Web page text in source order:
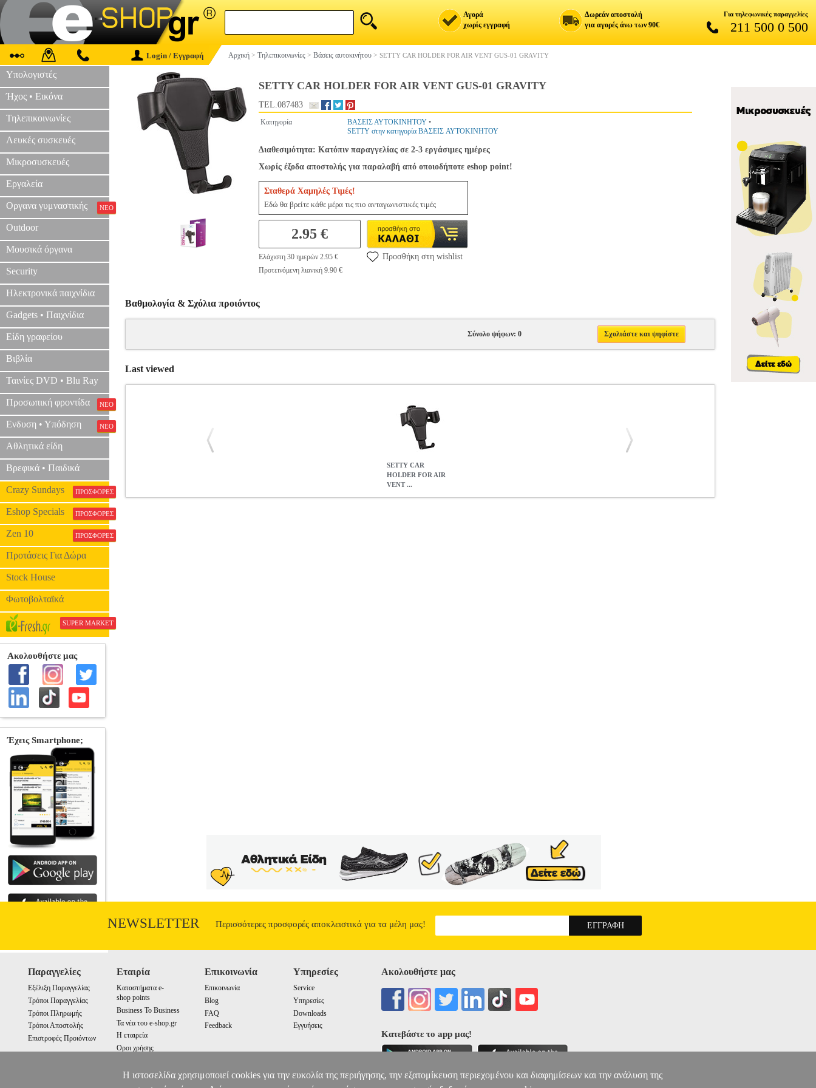
Αγορά
χωρίς εγγραφή
Δωρεάν αποστολή
για αγορές άνω των 90€
Για τηλεφωνικές παραγγελίες
211 500 0 500
Login / Εγγραφή Αρχική > Τηλεπικοινωνίες > Βάσεις αυτοκινήτου > SETTY CAR HOLDER FOR AIR VENT GUS-01 GRAVITY
Υπολογιστές
Ήχος • Εικόνα
Τηλεπικοινωνίες
Λευκές συσκευές
Μικροσυσκευές
Εργαλεία
Οργανα γυμναστικής ΝΕΟ
Outdoor
Μουσικά όργανα
Security
Ηλεκτρονικά παιχνίδια
Gadgets • Παιχνίδια
Είδη γραφείου
Βιβλία
Ταινίες DVD • Blu Ray
Προσωπική φροντίδα ΝΕΟ
Ενδυση • Υπόδηση ΝΕΟ
Αθλητικά είδη
Βρεφικά • Παιδικά
Crazy Sundays ΠΡΟΣΦΟΡΕΣ
Eshop Specials ΠΡΟΣΦΟΡΕΣ
Zen 10 ΠΡΟΣΦΟΡΕΣ
Προτάσεις Για Δώρα
Stock House
Φωτοβολταϊκά
SUPER MARKET
SETTY CAR HOLDER FOR AIR VENT GUS-01 GRAVITY
TEL.087483
Κατηγορία ΒΑΣΕΙΣ ΑΥΤΟΚΙΝΗΤΟΥ •
SETTY στην κατηγορία ΒΑΣΕΙΣ ΑΥΤΟΚΙΝΗΤΟΥ
Διαθεσιμότητα: Κατόπιν παραγγελίας σε 2-3 εργάσιμες ημέρες
Χωρίς έξοδα αποστολής για παραλαβή από οποιοδήποτε eshop point!
Σταθερά Χαμηλές Τιμές!
Εδώ θα βρείτε κάθε μέρα τις πιο ανταγωνιστικές τιμές
2.95 €
Ελάχιστη 30 ημερών 2.95 €
Προτεινόμενη λιανική 9.90 €
Προσθήκη στη wishlist
Βαθμολογία & Σχόλια προιόντος
Σύνολο ψήφων: 0 Σχολιάστε και ψηφίστε
Last viewed
SETTY CAR
HOLDER FOR AIR
VENT ...
NEWSLETTER Περισσότερες προσφορές αποκλειστικά για τα μέλη μας!
Παραγγελίες
Εξέλιξη Παραγγελίας
Τρόποι Παραγγελίας
Τρόποι Πληρωμής
Τρόποι Αποστολής
Επιστροφές Προιόντων
Εταιρία
Καταστήματα e-
shop points
Business To Business
Τα νέα του e-shop.gr
Η εταιρεία
Οροι χρήσης
Επικοινωνία
Επικοινωνία
Blog
FAQ
Feedback
Υπηρεσίες
Service
Υπηρεσίες
Downloads
Εγγυήσεις
Ακολουθήστε μας
Κατεβάστε το app μας!
Η ιστοσελίδα χρησιμοποιεί cookies για την ευκολία της περιήγησης, την εξατομίκευση περιεχομένου και διαφημίσεων και την ανάλυση της